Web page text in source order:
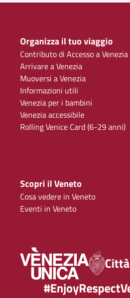
Organizza il tuo viaggio
Contributo di Accesso a Venezia
Arrivare a Venezia
Muoversi a Venezia
Informazioni utili
Venezia per i bambini
Venezia accessibile
Rolling Venice Card (6-29 anni)
Scopri il Veneto
Cosa vedere in Veneto
Eventi in Veneto